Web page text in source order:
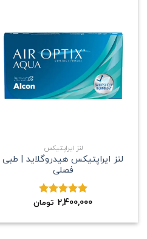
علاقه
لنز ایراپتیکس
لنز ایراپتیکس هیدروگلاید | طبی
فصلی
نمره5.002,400,000 تومان